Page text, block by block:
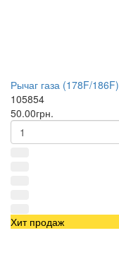
Рычаг газа (178F/186F)
105854
50.00грн.
Хит продаж